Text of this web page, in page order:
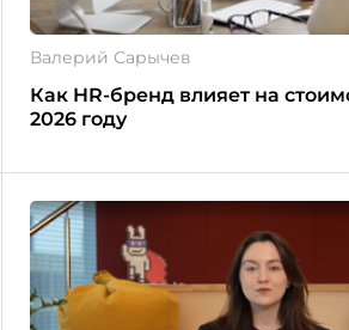
Валерий Сарычев
Как HR-бренд влияет на
2026 году